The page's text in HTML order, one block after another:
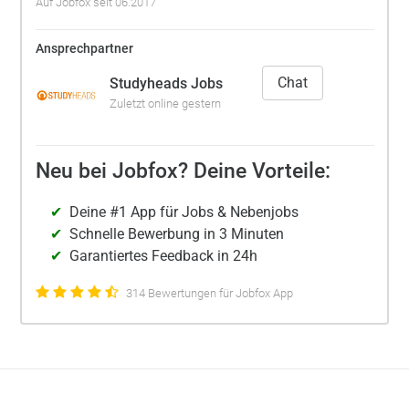
Ansprechpartner
Studyheads Jobs
Zuletzt online gestern
Chat
Neu bei Jobfox? Deine Vorteile:
Deine #1 App für Jobs & Nebenjobs
Schnelle Bewerbung in 3 Minuten
Garantiertes Feedback in 24h
314 Bewertungen für Jobfox App